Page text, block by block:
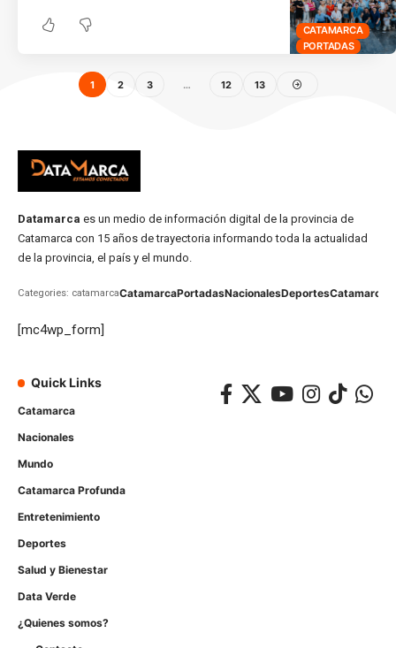
CATAMARCA
PORTADAS
1 2 3 … 12 13
Datamarca es un medio de información digital de la provincia de
Catamarca con 15 años de trayectoria informando toda la actualidad
de la provincia, el país y el mundo.
Categories: catamarcaCatamarcaPortadasNacionalesDeportesCatamarca
[mc4wp_form]
Quick Links
Catamarca
Nacionales
Mundo
Catamarca Profunda
Entretenimiento
Deportes
Salud y Bienestar
Data Verde
¿Quienes somos?